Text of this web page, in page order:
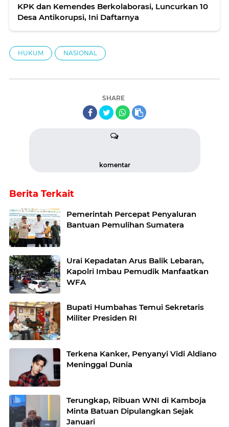
KPK dan Kemendes Berkolaborasi, Luncurkan 10
Desa Antikorupsi, Ini Daftarnya
HUKUM NASIONAL
SHARE
komentar
Berita Terkait
Pemerintah Percepat Penyaluran
Bantuan Pemulihan Sumatera
Urai Kepadatan Arus Balik Lebaran,
Kapolri Imbau Pemudik Manfaatkan
WFA
Bupati Humbahas Temui Sekretaris
Militer Presiden RI
Terkena Kanker, Penyanyi Vidi Aldiano
Meninggal Dunia
Terungkap, Ribuan WNI di Kamboja
Minta Batuan Dipulangkan Sejak
Januari